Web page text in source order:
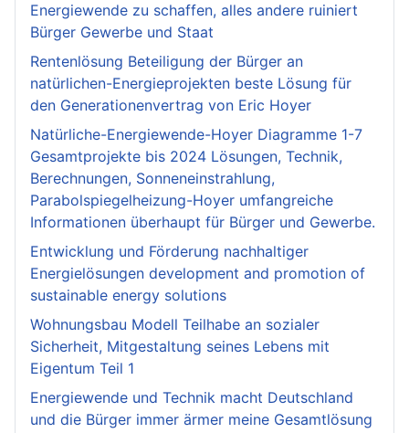
Energiewende zu schaffen, alles andere ruiniert
Bürger Gewerbe und Staat
Rentenlösung Beteiligung der Bürger an
natürlichen-Energieprojekten beste Lösung für
den Generationenvertrag von Eric Hoyer
Natürliche-Energiewende-Hoyer Diagramme 1-7
Gesamtprojekte bis 2024 Lösungen, Technik,
Berechnungen, Sonneneinstrahlung,
Parabolspiegelheizung-Hoyer umfangreiche
Informationen überhaupt für Bürger und Gewerbe.
Entwicklung und Förderung nachhaltiger
Energielösungen development and promotion of
sustainable energy solutions
Wohnungsbau Modell Teilhabe an sozialer
Sicherheit, Mitgestaltung seines Lebens mit
Eigentum Teil 1
Energiewende und Technik macht Deutschland
und die Bürger immer ärmer meine Gesamtlösung